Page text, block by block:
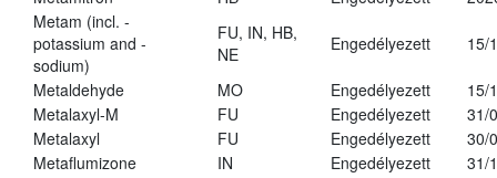
Metam (incl. -
potassium and -
sodium)
FU, IN, HB,
NE
Engedélyezett 15/
Metaldehyde MO Engedélyezett
15/
Metalaxyl-M
FU Engedélyezett
31/
Metalaxyl
FU Engedélyezett
30/
Metaflumizone
IN Engedélyezett
31/